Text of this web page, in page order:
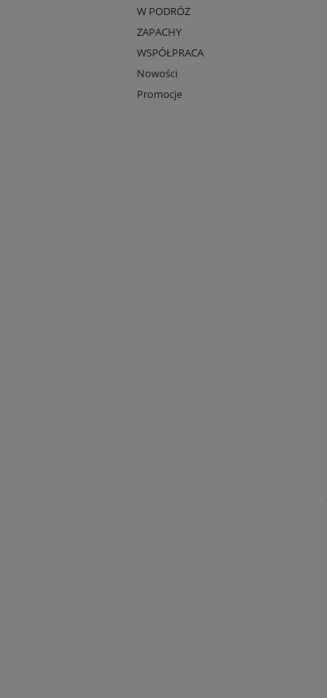
W PODRÓŻ
ZAPACHY
WSPÓŁPRACA
Nowości
Promocje